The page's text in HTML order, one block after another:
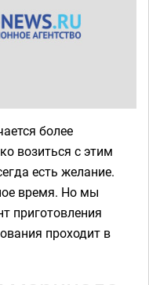
более
возиться с этим
есть желание.
время. Но мы
приготовления
проходит в